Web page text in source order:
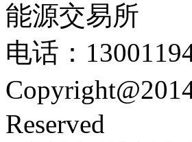
能源交易所
电话：
Reserved